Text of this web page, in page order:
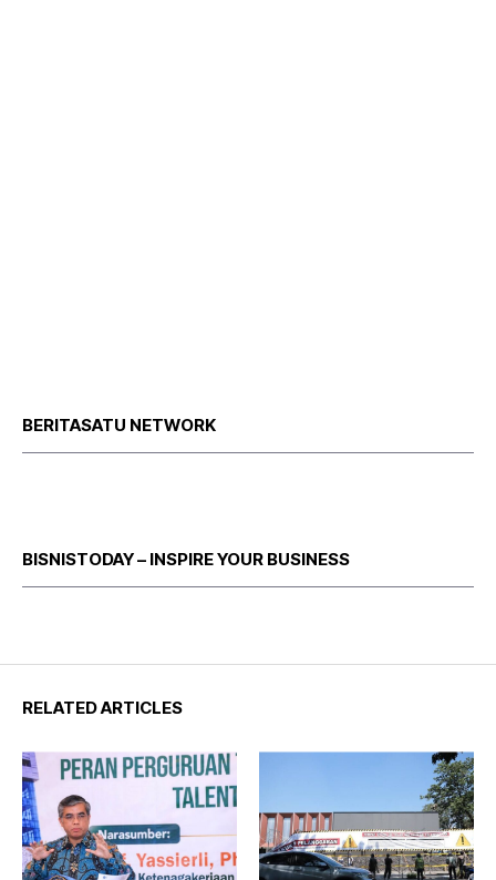
BERITASATU NETWORK
BISNISTODAY – INSPIRE YOUR BUSINESS
RELATED ARTICLES